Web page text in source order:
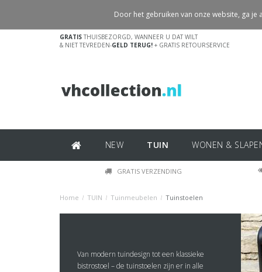
GRATIS THUISBEZORGD, WANNEER U DAT WILT
& NIET TEVREDEN-GELD TERUG! + GRATIS RETOURSERVICE
NEW TUIN WONEN &
GRATIS VERZENDING
Home / TUIN / Tuinmeubelen / Tuinstoelen
Van modern tuindesign tot een klassieke
bistrostoel – de tuinstoelen zijn er in alle
Door het gebruiken van onze website, ga